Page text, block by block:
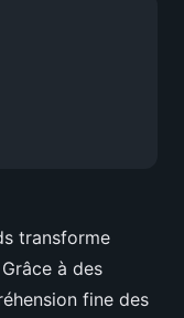
transforme
à des
fine des